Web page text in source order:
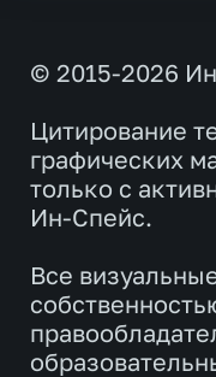
© 2015-2026
Цитирование
графических
только с
Ин-Спейс.
Все